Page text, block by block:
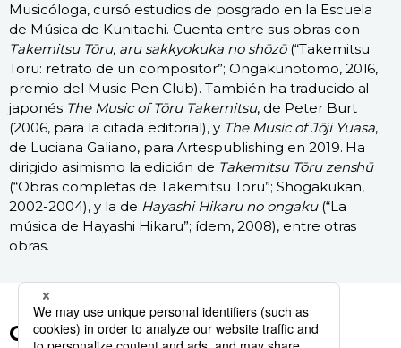
Musicóloga, cursó estudios de posgrado en la Escuela
de Música de Kunitachi. Cuenta entre sus obras con
Takemitsu Tōru, aru sakkyokuka no shōzō(“Takemitsu
Tōru: retrato de un compositor”; Ongakunotomo, 2016,
premio del Music Pen Club). También ha traducido al
japonés The Music of Tōru Takemitsu, de Peter Burt
(2006, para la citada editorial), y The Music of Jōji Yuasa,
de Luciana Galiano, para Artespublishing en 2019. Ha
dirigido asimismo la edición de Takemitsu Tōru zenshū
(“Obras completas de Takemitsu Tōru”; Shōgakukan,
2002-2004), y la de Hayashi Hikaru no ongaku(“La
música de Hayashi Hikaru”; ídem, 2008), entre otras
obras.
Otros artículos de esta serie